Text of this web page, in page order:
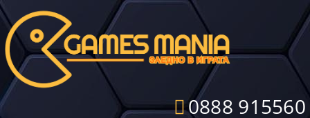
0888 915560